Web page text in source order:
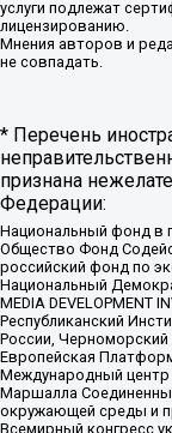
услуги подлежат
лицензированию.
Мнения авторов и
не совпадать.
* Перечень
признана
Федерации:
Национальный фонд в
Общество Фонд
российский фонд по
Национальный
MEDIA DEVELOPMENT
Республиканский
России, Черноморский
Европейская
Международный центр
Маршалла
окружающей среды и
Всемирный конгресс